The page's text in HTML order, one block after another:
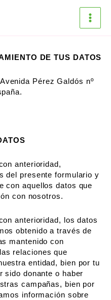
DE TUS DATOS
Pérez Galdós nº
anterioridad,
del presente formulario y
con aquellos datos que
con nosotros.
anterioridad, los datos
obtenido a través de
mantenido con
relaciones que
entidad, bien por tu
sido donante o haber
campañas, bien por
información sobre